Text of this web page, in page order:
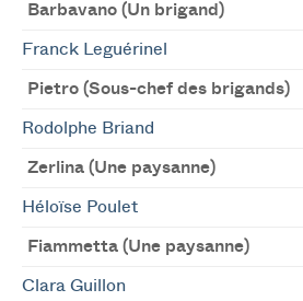
Barbavano (Un brigand)
Franck Leguérinel
Pietro (Sous-chef des brigands)
Rodolphe Briand
Zerlina (Une paysanne)
Héloïse Poulet
Fiammetta (Une paysanne)
Clara Guillon